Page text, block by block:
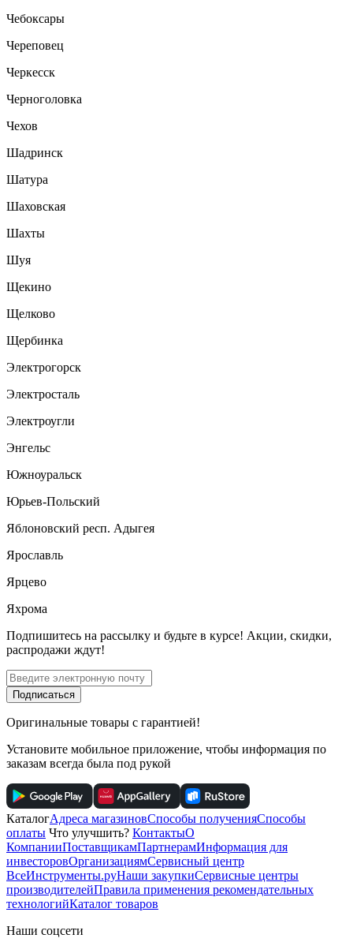
Чебоксары
Череповец
Черкесск
Черноголовка
Чехов
Шадринск
Шатура
Шаховская
Шахты
Шуя
Щекино
Щелково
Щербинка
Электрогорск
Электросталь
Электроугли
Энгельс
Южноуральск
Юрьев-Польский
Яблоновский респ. Адыгея
Ярославль
Ярцево
Яхрома
Подпишитесь на рассылку и будьте в курсе! Акции, скидки,
распродажи ждут!
Подписаться
Оригинальные товары с гарантией!
Установите мобильное приложение, чтобы информация по
заказам всегда была под рукой
КаталогАдреса магазиновСпособы полученияСпособы
оплаты Что улучшить? КонтактыО
КомпанииПоставщикамПартнерамИнформация для
инвесторовОрганизациямСервисный центр
ВсеИнструменты.руНаши закупкиСервисные центры
производителейПравила применения рекомендательных
технологийКаталог товаров
Наши соцсети